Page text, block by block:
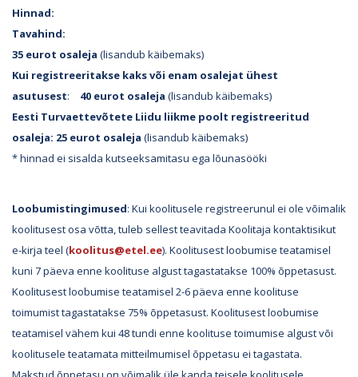
Hinnad:
Tavahind:
35 eurot osaleja (lisandub käibemaks)
Kui registreeritakse kaks või enam osalejat ühest
asutusest: 40 eurot osaleja (lisandub käibemaks)
Eesti Turvaettevõtete Liidu liikme poolt registreeritud
osaleja: 25 eurot osaleja (lisandub käibemaks)
* hinnad ei sisalda kutseeksamitasu ega lõunasööki
Loobumistingimused: Kui koolitusele registreerunul ei ole võimalik
koolitusest osa võtta, tuleb sellest teavitada Koolitaja kontaktisikut
e-kirja teel (koolitus@etel.ee). Koolitusest loobumise teatamisel
kuni 7 päeva enne koolituse algust tagastatakse 100% õppetasust.
Koolitusest loobumise teatamisel 2-6 päeva enne koolituse
toimumist tagastatakse 75% õppetasust. Koolitusest loobumise
teatamisel vähem kui 48 tundi enne koolituse toimumise algust või
koolitusele teatamata mitteilmumisel õppetasu ei tagastata.